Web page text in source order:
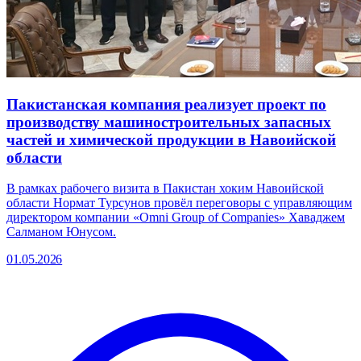
Пакистанская компания реализует проект по
производству машиностроительных запасных
частей и химической продукции в Навоийской
области
В рамках рабочего визита в Пакистан хоким Навоийской
области Нормат Турсунов провёл переговоры с управляющим
директором компании «Omni Group of Companies» Хаваджем
Салманом Юнусом.
01.05.2026